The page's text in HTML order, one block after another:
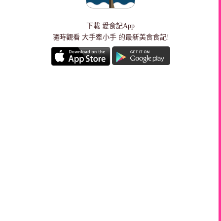
下載 愛食記App
隨時觀看 大手牽小手 的最新美食食記!